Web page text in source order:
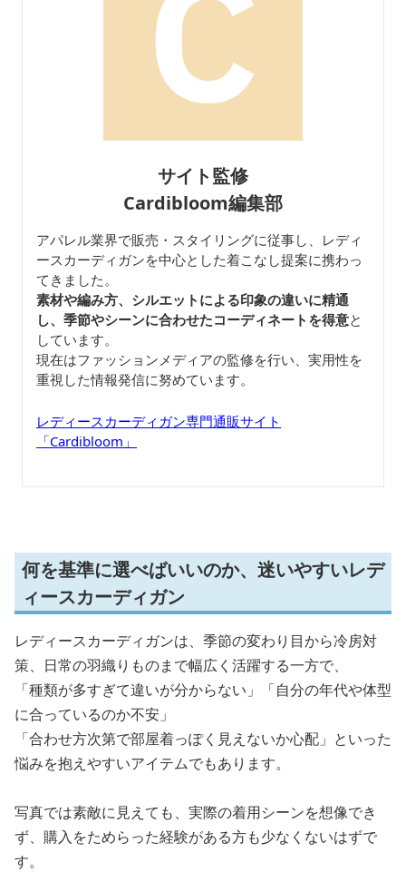
サイト監修
Cardibloom編集部
アパレル業界で販売・スタイリングに従事し、レディ
ースカーディガンを中心とした着こなし提案に携わっ
てきました。
素材や編み方、シルエットによる印象の違いに精通
し、季節やシーンに合わせたコーディネートを得意と
しています。
現在はファッションメディアの監修を行い、実用性を
重視した情報発信に努めています。
レディースカーディガン専門通販サイト
「Cardibloom」
何を基準に選べばいいのか、迷いやすいレデ
ィースカーディガン
レディースカーディガンは、季節の変わり目から冷房対
策、日常の羽織りものまで幅広く活躍する一方で、
「種類が多すぎて違いが分からない」「自分の年代や体型
に合っているのか不安」
「合わせ方次第で部屋着っぽく見えないか心配」といった
悩みを抱えやすいアイテムでもあります。
写真では素敵に見えても、実際の着用シーンを想像でき
ず、購入をためらった経験がある方も少なくないはずで
す。